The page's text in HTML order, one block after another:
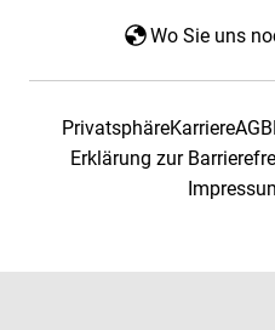
Wo Sie uns
PrivatsphäreKarriereAGB
Erklärung zur